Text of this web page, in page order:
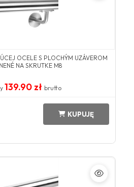
OCELE S PLOCHÝM UZÁVEROM
NA SKRUTKE M8
139.90 zł brutto
KUPUJĘ